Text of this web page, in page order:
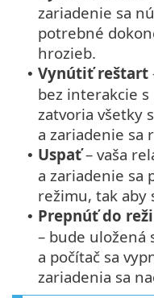
zariadenie sa
potrebné
hrozieb.
• Vynútiť reštart
bez interakcie
zatvoria všetky
a zariadenie sa
• Uspať– vaša
a zariadenie sa
režimu, tak aby
• Prepnúť do
– bude uložená
a počítač sa
zariadenia sa